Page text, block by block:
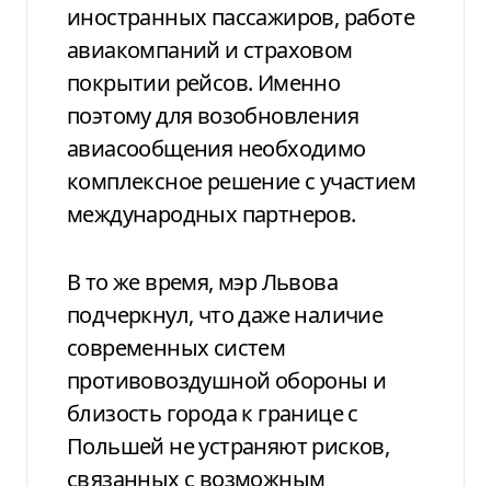
иностранных пассажиров, работе
авиакомпаний и страховом
покрытии рейсов. Именно
поэтому для возобновления
авиасообщения необходимо
комплексное решение с участием
международных партнеров.
В то же время, мэр Львова
подчеркнул, что даже наличие
современных систем
противовоздушной обороны и
близость города к границе с
Польшей не устраняют рисков,
связанных с возможным